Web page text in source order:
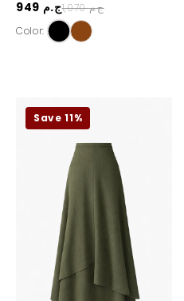
949 ج.م
1,070 ج.م
Color:
Save 11%